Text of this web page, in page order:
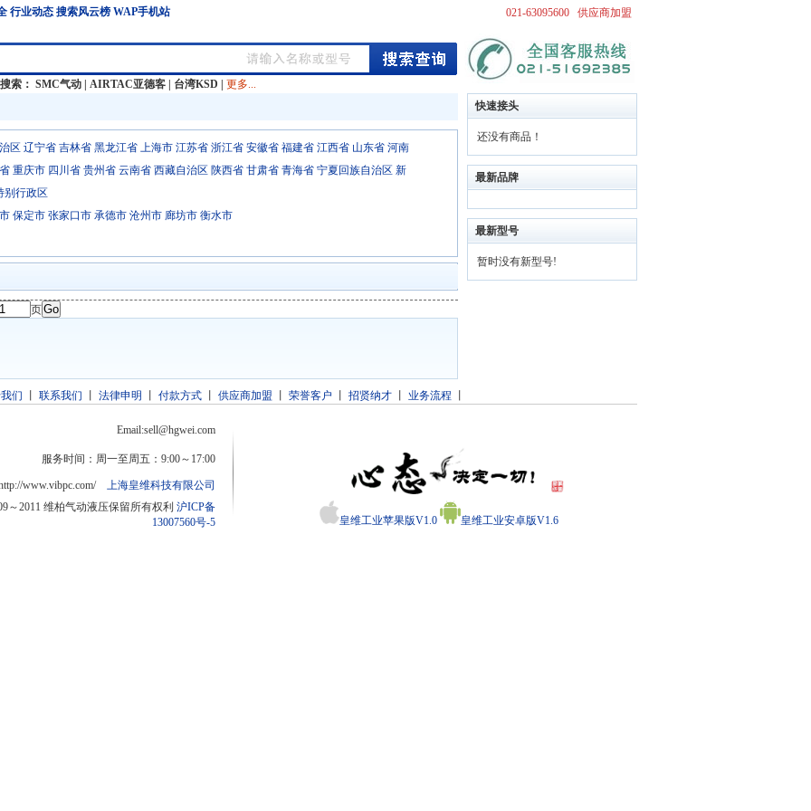
行业动态 搜索风云榜 WAP手机站 供应商加盟
021-63095600
索： SMC气动 AIRTAC亚德客 台湾KSD 更多...
区 辽宁省 吉林省 黑龙江省 上海市 江苏省 浙江省 安徽省 福建省 江西省 山东省 河南
重庆市 四川省 贵州省 云南省 西藏自治区 陕西省 甘肃省 青海省 宁夏回族自治区 新
别行政区
保定市 张家口市 承德市 沧州市 廊坊市 衡水市
页
快速接头
还没有商品！
最新品牌
最新型号
暂时没有新型号!
们 联系我们 法律申明 付款方式丨 供应商加盟 荣誉客户 招贤纳才丨 业务流程
Email:sell@hgwei.com
服务时间：周一至周五：9:00～17:00
www.vibpc.com/ 上海皇维科技有限公司
～2011 维柏气动液压保留所有权利 沪ICP备
13007560号-5
皇维工业苹果版V1.0 皇维工业安卓版V1.6